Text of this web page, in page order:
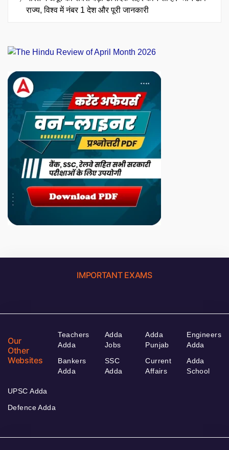
राज्य, विश्व में नंबर 1 देश और पूरी जानकारी
IMPORTANT EXAMS
Our
Other
Websites
Teachers
Adda
Bankers
Adda
Adda
Jobs
SSC
Adda
Adda
Punjab
Current
Affairs
Engineers
Adda
Adda
School
UPSC Adda
Defence Adda